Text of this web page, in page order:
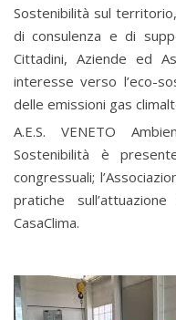
Sostenibilità sul
di consulenza e di
Cittadini, Aziende ed
interesse verso l’eco-
delle emissioni gas
A.E.S. VENETO
Sostenibilità è
congressuali;
pratiche
CasaClima.